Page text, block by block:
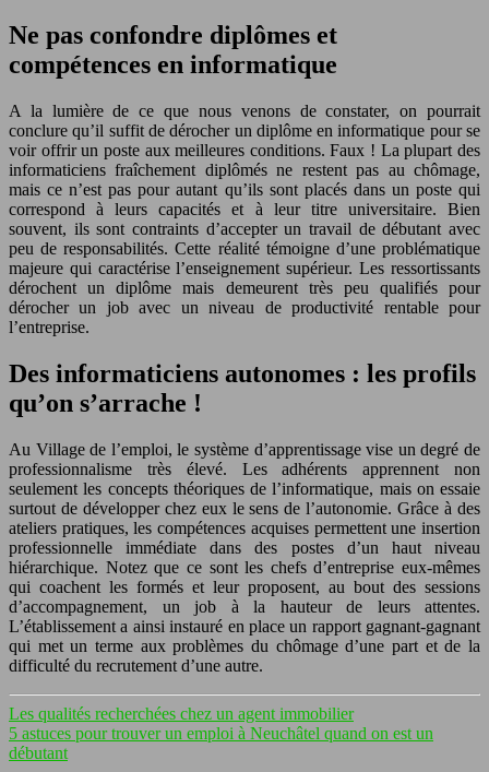
Ne pas confondre diplômes et
compétences en informatique
A la lumière de ce que nous venons de constater, on pourrait
conclure qu’il suffit de dérocher un diplôme en informatique pour se
voir offrir un poste aux meilleures conditions. Faux ! La plupart des
informaticiens fraîchement diplômés ne restent pas au chômage,
mais ce n’est pas pour autant qu’ils sont placés dans un poste qui
correspond à leurs capacités et à leur titre universitaire. Bien
souvent, ils sont contraints d’accepter un travail de débutant avec
peu de responsabilités. Cette réalité témoigne d’une problématique
majeure qui caractérise l’enseignement supérieur. Les ressortissants
dérochent un diplôme mais demeurent très peu qualifiés pour
dérocher un job avec un niveau de productivité rentable pour
l’entreprise.
Des informaticiens autonomes : les profils
qu’on s’arrache !
Au Village de l’emploi, le système d’apprentissage vise un degré de
professionnalisme très élevé. Les adhérents apprennent non
seulement les concepts théoriques de l’informatique, mais on essaie
surtout de développer chez eux le sens de l’autonomie. Grâce à des
ateliers pratiques, les compétences acquises permettent une insertion
professionnelle immédiate dans des postes d’un haut niveau
hiérarchique. Notez que ce sont les chefs d’entreprise eux-mêmes
qui coachent les formés et leur proposent, au bout des sessions
d’accompagnement, un job à la hauteur de leurs attentes.
L’établissement a ainsi instauré en place un rapport gagnant-gagnant
qui met un terme aux problèmes du chômage d’une part et de la
difficulté du recrutement d’une autre.
Les qualités recherchées chez un agent immobilier
5 astuces pour trouver un emploi à Neuchâtel quand on est un
débutant